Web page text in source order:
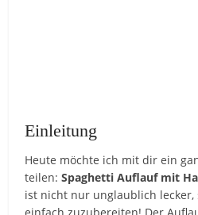
Einleitung
Heute möchte ich mit dir ein
teilen:Spaghetti Auflauf mit
ist nicht nur unglaublich